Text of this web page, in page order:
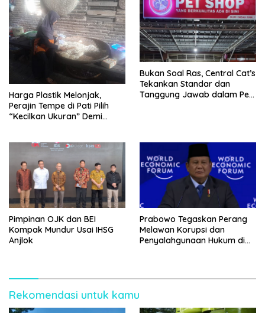
Harga Plastik Melonjak,
Perajin Tempe di Pati Pilih
“Kecilkan Ukuran” Demi
Bukan Soal Ras, Central Cat’s
Tekankan Standar dan
Tanggung Jawab dalam Pet
Pimpinan OJK dan BEI
Kompak Mundur Usai IHSG
Anjlok
Prabowo Tegaskan Perang
Melawan Korupsi dan
Penyalahgunaan Hukum di
Rekomendasi untuk kamu